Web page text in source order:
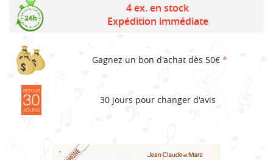
17,70€.
12,39€.
4 ex. en stock
Expédition immédiate
Gagnez un bon d'achat dès 50€ *
30 jours pour changer d'avis